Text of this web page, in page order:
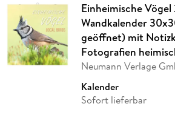
Einheimische
Wandkalender
geöffnet) mit
Fotografien
Neumann Verlage
Kalender
Sofort lieferbar